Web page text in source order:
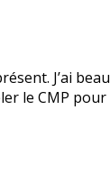
J’ai beau
le CMP pour